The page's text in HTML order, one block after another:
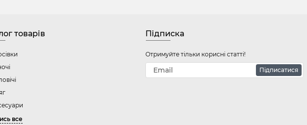
товарів
все
Підписка
Отримуйте тільки корисні статті!
Підписатися